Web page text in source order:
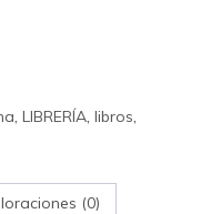
, LIBRERÍA, libros,
(0)